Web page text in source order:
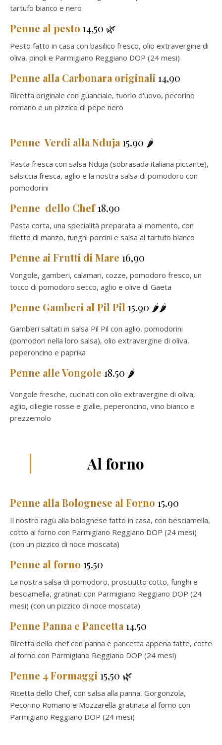
tartufo bianco e nero
Penne al pesto 14,50 🌿
Pesto fatto in casa con basilico fresco, olio extravergine di
oliva, pinoli e Parmigiano Reggiano DOP (24 mesi)
Penne alla Carbonara originali14,90
Ricetta originale con guanciale, tuorlo d'uovo, pecorino
romano e un pizzico di pepe nero
Penne Verdi alla Nduja15.90 🌶️
Pasta fresca con salsa Nduja (sobrasada italiana piccante),
salsiccia fresca, aglio e la nostra salsa di pomodoro con
pomodorini
Penne dello Chef18.90
Pasta corta, una specialità preparata al momento, con
filetto di manzo, funghi porcini e salsa al tartufo bianco
Penne ai Frutti di Mare 16,90
Vongole, gamberi, calamari, cozze, pomodoro fresco, un
tocco di pomodoro secco, aglio e olive di Gaeta
Penne Gamberi al Pil Pil15.90 🌶️🌶️
Gamberi saltati in salsa Pil Pil con aglio, pomodorini
(pomodori nella loro salsa), olio extravergine di oliva,
peperoncino e paprika
Penne alle Vongole 18.50 🌶️
Vongole fresche, cucinati con olio extravergine di oliva,
aglio, ciliegie rosse e gialle, peperoncino, vino bianco e
prezzemolo
Al forno
Penne alla Bolognese al Forno 15.90
Il nostro ragù alla bolognese fatto in casa, con besciamella,
cotto al forno con Parmigiano Reggiano DOP (24 mesi)
(con un pizzico di noce moscata)
Penne al forno 15.50
La nostra salsa di pomodoro, prosciutto cotto, funghi e
besciamella, gratinati con Parmigiano Reggiano DOP (24
mesi) (con un pizzico di noce moscata)
Penne Panna e Pancetta14.50
Ricetta dello chef con panna e pancetta appena fatte, cotte
al forno con Parmigiano Reggiano DOP (24 mesi)
Penne 4 Formaggi15,50 🌿
Ricetta dello Chef, con salsa alla panna, Gorgonzola,
Pecorino Romano e Mozzarella gratinata al forno con
Parmigiano Reggiano DOP (24 mesi)